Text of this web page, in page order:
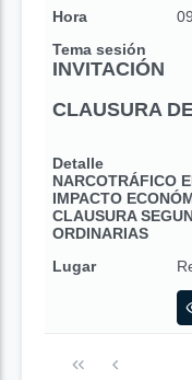
Hora
Tema sesión
INVITACIÓN
CLAUSURA
Detalle
NARCOTRÁFICO
IMPACTO
CLAUSURA
ORDINARIAS
Lugar